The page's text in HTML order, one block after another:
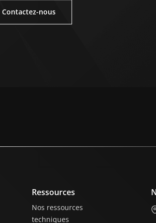
Contactez-nous
Ressources
Nos ressources
techniques